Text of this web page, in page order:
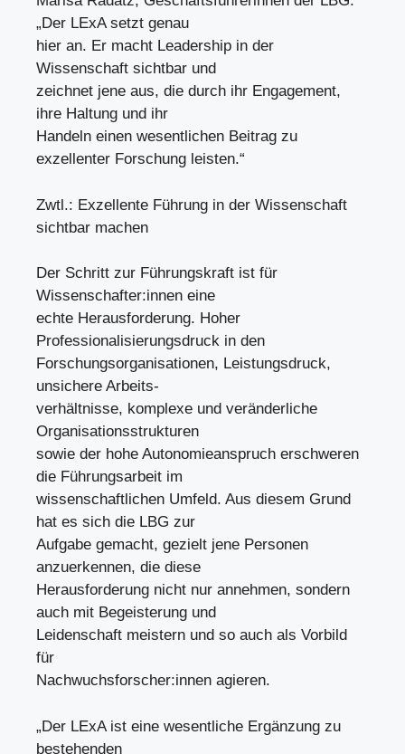
„Der LExA setzt genau
hier an. Er macht Leadership in der
Wissenschaft sichtbar und
zeichnet jene aus, die durch ihr Engagement,
ihre Haltung und ihr
Handeln einen wesentlichen Beitrag zu
exzellenter Forschung leisten.“
Zwtl.: Exzellente Führung in der Wissenschaft
sichtbar machen
Der Schritt zur Führungskraft ist für
Wissenschafter:innen eine
echte Herausforderung. Hoher
Professionalisierungsdruck in den
Forschungsorganisationen, Leistungsdruck,
unsichere Arbeits-
verhältnisse, komplexe und veränderliche
Organisationsstrukturen
sowie der hohe Autonomieanspruch erschweren
die Führungsarbeit im
wissenschaftlichen Umfeld. Aus diesem Grund
hat es sich die LBG zur
Aufgabe gemacht, gezielt jene Personen
anzuerkennen, die diese
Herausforderung nicht nur annehmen, sondern
auch mit Begeisterung und
Leidenschaft meistern und so auch als Vorbild
für
Nachwuchsforscher:innen agieren.
„Der LExA ist eine wesentliche Ergänzung zu
bestehenden